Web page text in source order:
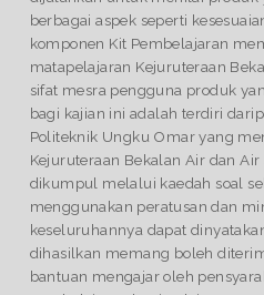
berbagai aspek seperti
komponen Kit Pembelajaran
matapelajaran Kejuruteraan
sifat mesra pengguna produk
bagi kajian ini adalah terdiri
Politeknik Ungku Omar yang
Kejuruteraan Bekalan Air dan
dikumpul melalui kaedah soal
menggunakan peratusan dan
keseluruhannya dapat
dihasilkan memang boleh
bantuan mengajar oleh